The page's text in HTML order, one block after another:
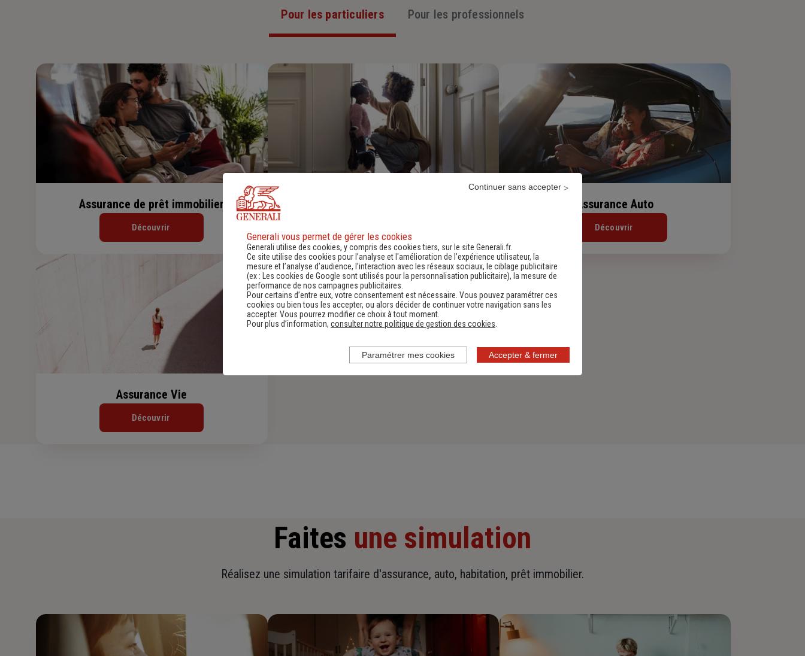
Pour les particuliers Pour les professionnels
Assurance de prêt immobilier
Découvrir
Assurance Auto
Découvrir
Assurance Vie
Découvrir
Faites une simulation
Réalisez une simulation tarifaire d'assurance, auto, habitation, prêt immobilier.
Generali vous permet de gérer les cookies
Generali utilise des cookies, y compris des cookies tiers, sur le site Generali.fr.
Ce site utilise des cookies pour l’analyse et l'amélioration de l’expérience utilisateur, la
mesure et l’analyse d’audience, l’interaction avec les réseaux sociaux, le ciblage publicitaire
(ex :
Les cookies de Google sont utilisés pour la personnalisation publicitaire), la mesure de
performance de nos campagnes publicitaires.
Pour certains d’entre eux, votre consentement est nécessaire. Vous pouvez paramétrer ces
cookies ou bien tous les accepter, ou alors décider de continuer votre navigation sans les
accepter. Vous pourrez modifier ce choix à tout moment.
Pour plus d’information, consulter notre politique de gestion des cookies
Accepter & fermer
Continuer sans accepter
Paramétrer mes cookies